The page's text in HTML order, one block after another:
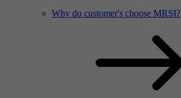
Why do customer's choose MRSI?